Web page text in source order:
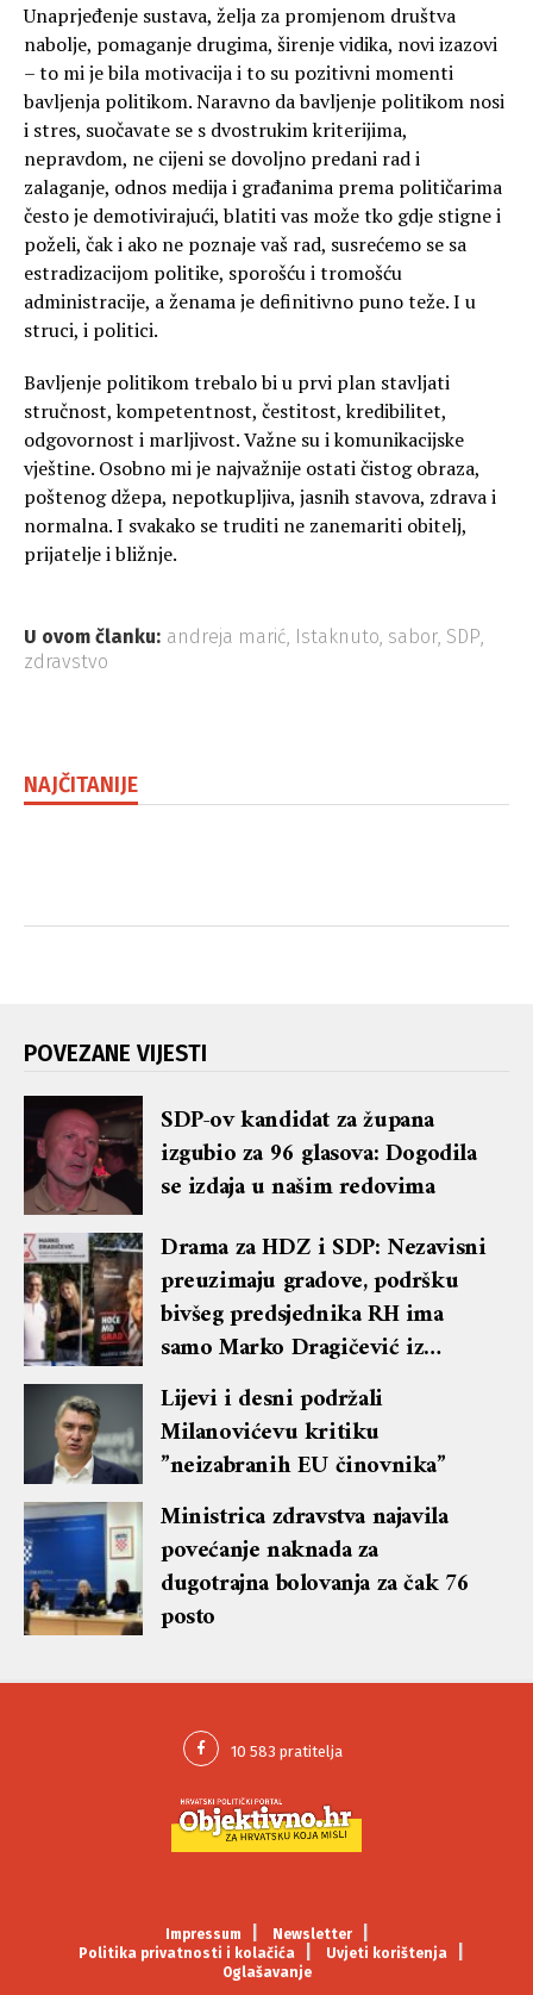
Unaprjeđenje sustava, želja za promjenom društva
nabolje, pomaganje drugima, širenje vidika, novi izazovi
– to mi je bila motivacija i to su pozitivni momenti
bavljenja politikom. Naravno da bavljenje politikom nosi
i stres, suočavate se s dvostrukim kriterijima,
nepravdom, ne cijeni se dovoljno predani rad i
zalaganje, odnos medija i građanima prema političarima
često je demotivirajući, blatiti vas može tko gdje stigne i
poželi, čak i ako ne poznaje vaš rad, susrećemo se sa
estradizacijom politike, sporošću i tromošću
administracije, a ženama je definitivno puno teže. I u
struci, i politici.
Bavljenje politikom trebalo bi u prvi plan stavljati
stručnost, kompetentnost, čestitost, kredibilitet,
odgovornost i marljivost. Važne su i komunikacijske
vještine. Osobno mi je najvažnije ostati čistog obraza,
poštenog džepa, nepotkupljiva, jasnih stavova, zdrava i
normalna. I svakako se truditi ne zanemariti obitelj,
prijatelje i bližnje.
U ovom članku: andreja marić Istaknuto sabor SDP
zdravstvo
NAJČITANIJE
POVEZANE VIJESTI
SDP-ov kandidat za župana
izgubio za 96 glasova: Dogodila
se izdaja u našim redovima
Drama za HDZ i SDP: Nezavisni
preuzimaju gradove, podršku
bivšeg predsjednika RH ima
samo Marko Dragičević iz
Dubrovnika
Lijevi i desni podržali
Milanovićevu kritiku
”neizabranih EU činovnika”
Ministrica zdravstva najavila
povećanje naknada za
dugotrajna bolovanja za čak 76
posto
Impressum
Newsletter
Politika privatnosti i kolačića
Uvjeti korištenja
Oglašavanje